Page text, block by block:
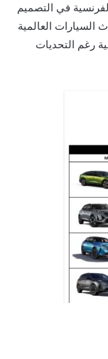
في التصميم
السيارات العالمية
رغم التحديات